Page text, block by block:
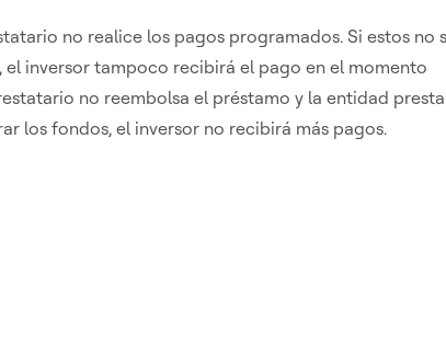
no realice los pagos programados. Si estos no
el inversor tampoco recibirá el pago en el momento
no reembolsa el préstamo y la entidad
los fondos, el inversor no recibirá más pagos.